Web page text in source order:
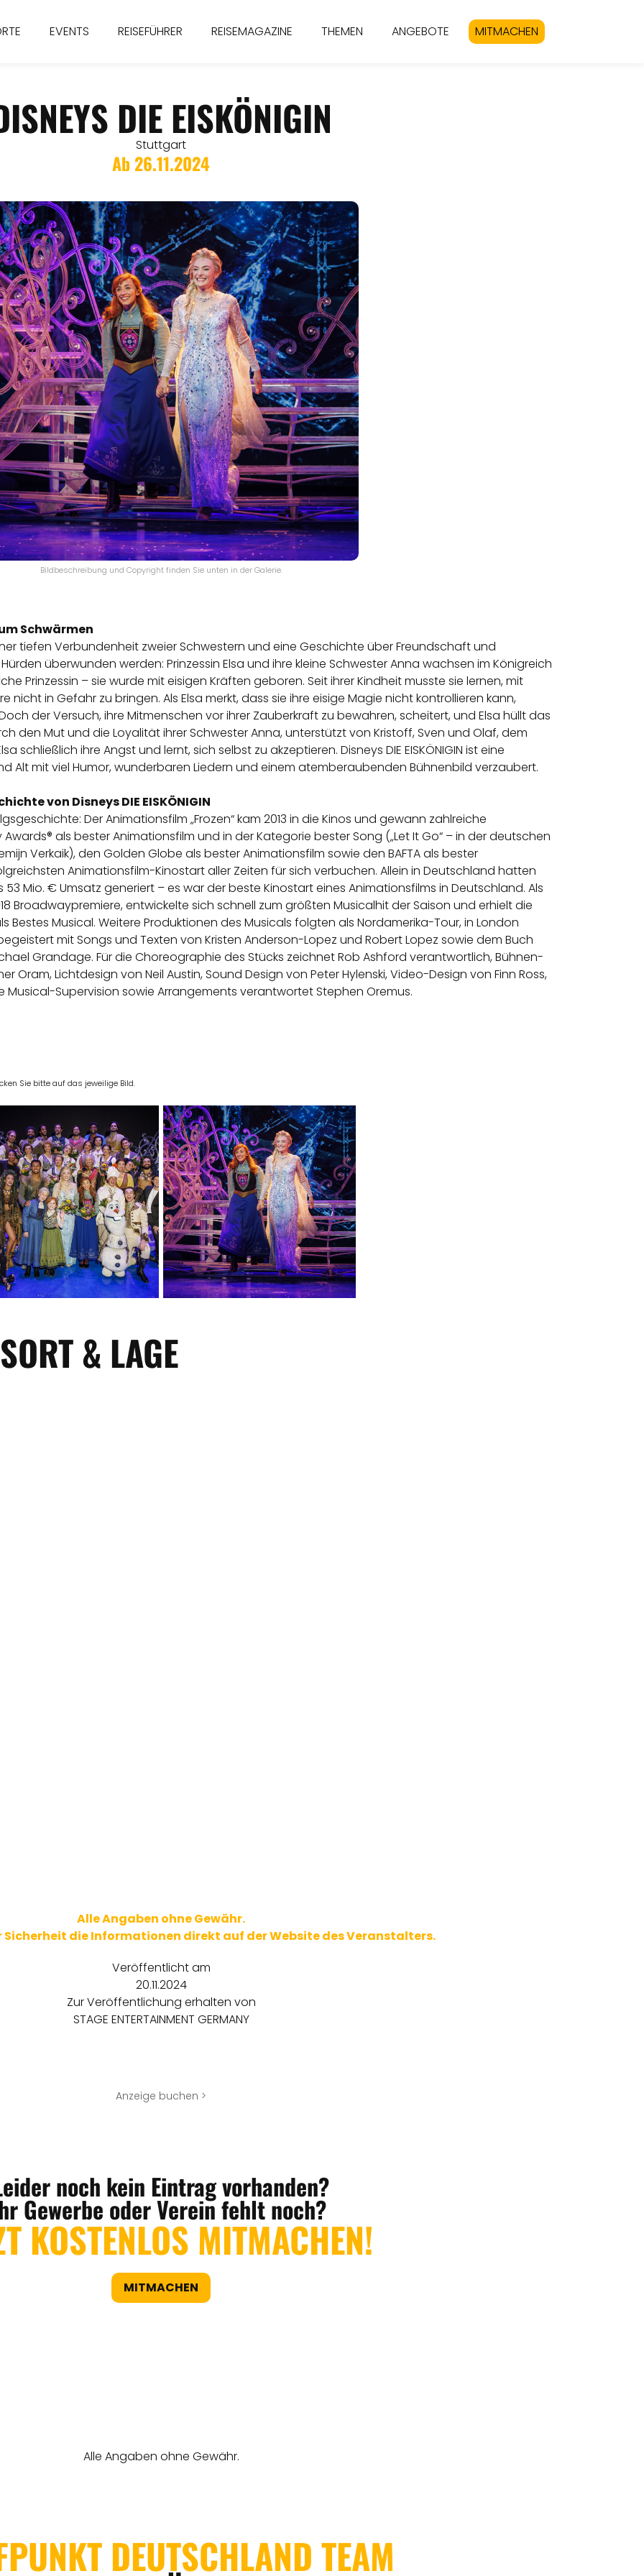
EVENTS REISEFÜHRER REISEMAGAZINE THEMEN ANGEBOTE MITMACHEN
DIE EISKÖNIGIN
Stuttgart
Ab 26.11.2024
Bildbeschreibung und Copyright finden Sie unten in der Galerie.
Schwärmen
tiefen Verbundenheit zweier Schwestern und eine Geschichte über Freundschaft und
überwunden werden: Prinzessin Elsa und ihre kleine Schwester Anna wachsen im Königreich
Prinzessin – sie wurde mit eisigen Kräften geboren. Seit ihrer Kindheit musste sie lernen, mit
nicht in Gefahr zu bringen. Als Elsa merkt, dass sie ihre eisige Magie nicht kontrollieren kann,
der Versuch, ihre Mitmenschen vor ihrer Zauberkraft zu bewahren, scheitert, und Elsa hüllt das
den Mut und die Loyalität ihrer Schwester Anna, unterstützt von Kristoff, Sven und Olaf, dem
schließlich ihre Angst und lernt, sich selbst zu akzeptieren. Disneys DIE EISKÖNIGIN ist eine
Alt mit viel Humor, wunderbaren Liedern und einem atemberaubenden Bühnenbild verzaubert.
von Disneys DIE EISKÖNIGIN
Der Animationsfilm „Frozen“ kam 2013 in die Kinos und gewann zahlreiche
als bester Animationsfilm und in der Kategorie bester Song („Let It Go“ – in der deutschen
Verkaik), den Golden Globe als bester Animationsfilm sowie den BAFTA als bester
Animationsfilm-Kinostart aller Zeiten für sich verbuchen. Allein in Deutschland hatten
53 Mio. € Umsatz generiert – es war der beste Kinostart eines Animationsfilms in Deutschland. Als
Broadwaypremiere, entwickelte sich schnell zum größten Musicalhit der Saison und erhielt die
Bestes Musical. Weitere Produktionen des Musicals folgten als Nordamerika-Tour, in London
mit Songs und Texten von Kristen Anderson-Lopez und Robert Lopez sowie dem Buch
Grandage. Für die Choreographie des Stücks zeichnet Rob Ashford verantwortlich, Bühnen-
Lichtdesign von Neil Austin, Sound Design von Peter Hylenski, Video-Design von Finn Ross,
Supervision sowie Arrangements verantwortet Stephen Oremus.
Sie bitte auf das jeweilige Bild.
& LAGE
Alle Angaben ohne Gewähr.
Sicherheit die Informationen direkt auf der Website des Veranstalters.
Veröffentlicht am
20.11.2024
Zur Veröffentlichung erhalten von
STAGE ENTERTAINMENT GERMANY
Anzeige buchen >
noch kein Eintrag vorhanden?
Gewerbe oder Verein fehlt noch?
KOSTENLOS MITMACHEN!
MITMACHEN